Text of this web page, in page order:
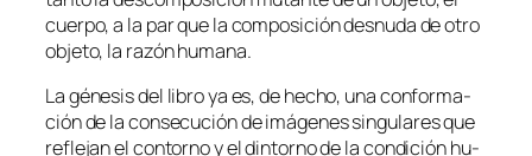
cuer­po, a la par que la com­po­si­ción des­nu­da de otro
ob­je­to, la ra­zón humana.
La gé­ne­sis del li­bro ya es, de he­cho, una con­for­ma­
ción de la con­se­cu­ción de imá­ge­nes sin­gu­la­res que
re­fle­jan el con­torno y el din­torno de la con­di­ción hu­